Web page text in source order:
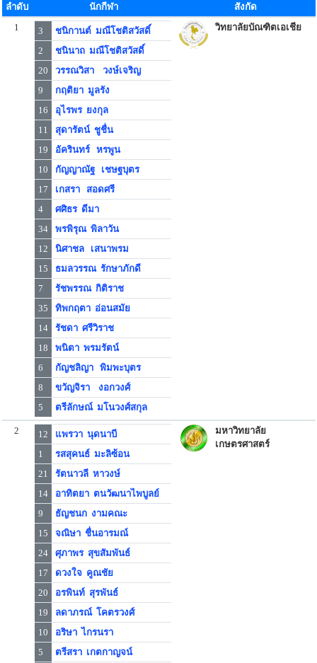
ลำดับ นักกีฬา
สังกัด
1
3
ชนิกานต์ มณีโชติสวัสดิ์
2
ชนินาถ มณีโชติสวัสดิ์
20
วรรณวิสา วงษ์เจริญ
9
กฤติยา มูลรัง
16
อุไรพร ยงกุล
11
สุดารัตน์ ชูชื่น
19
อัครินทร์ หรพูน
10
กัญญาณัฐ เชษฐบุตร
17
เกสรา สอดศรี
4
ศศิธร ดีมา
34
พรพิรุณ พิลาวัน
12
นิศาชล เสนาพรม
15
ธมลวรรณ รักษาภักดี
7
รัชพรรณ กิติราช
35
ทิพกฤตา อ่อนสมัย
14
รัชดา ศรีวิราช
18
พนิตา พรมรัตน์
6
กัญชลิญา พิมพะบุตร
8
ขวัญจิรา งอกวงศ์
5
ตรีลักษณ์ มโนวงศ์สกุล
วิทยาลัยบัณฑิตเอเชีย
2 12
แพรวา นุดนาบี
1
รสสุคนธ์ มะลิซ้อน
21
รัตนาวลี หาวงษ์
14
อาทิตยา ตนวัฒนาไพบูลย์
9
ธัญชนก งามคณะ
15
จณิษา ชื่นอารมณ์
24
ศุภาพร สุขสัมพันธ์
17
ดวงใจ คูณชัย
20
อรพินท์ สุรพันธ์
19
ลดาภรณ์ โคตรวงศ์
10
อริษา ไกรนรา
5
ตรีสรา เกตกาญจน์
มหาวิทยาลัย
เกษตรศาสตร์